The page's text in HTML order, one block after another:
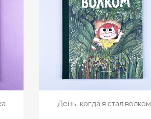
Просмотр
День, когда я стал волком